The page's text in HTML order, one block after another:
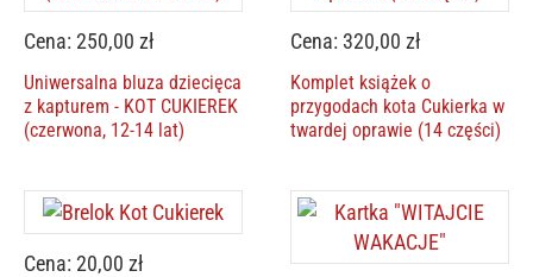
Cena: 250,00 zł
Uniwersalna bluza dziecięca
z kapturem - KOT CUKIEREK
(czerwona, 12-14 lat)
Cena: 320,00 zł
Komplet książek o
przygodach kota Cukierka w
twardej oprawie (14 części)
Cena: 20,00 zł